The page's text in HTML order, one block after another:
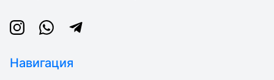
InstagramWhatsappTelegram
Навигация